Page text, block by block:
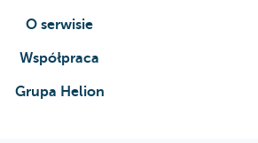
O serwisie
Współpraca
Grupa Helion